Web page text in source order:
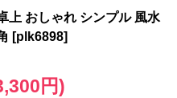
上 おしゃれ シンプル 風水
[plk6898]
円)